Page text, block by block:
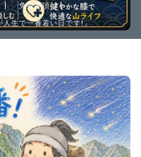
免責事項
生で一番若い日です!」